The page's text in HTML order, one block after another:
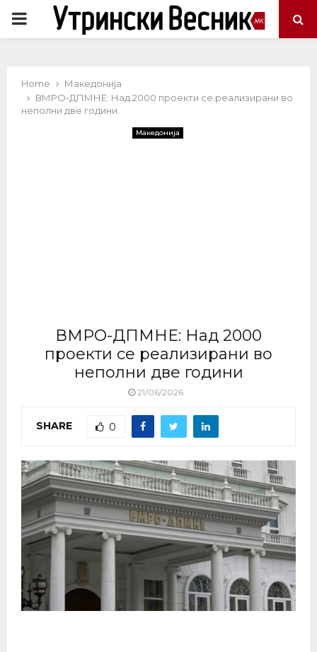
PRIMARY
Home
Македонија
ВМРО-ДПМНЕ: Над 2000 проекти се реализирани во
неполни две години
Македонија
ВМРО-ДПМНЕ: Над 2000
проекти се реализирани во
неполни две години
21/06/2026
SHARE 0